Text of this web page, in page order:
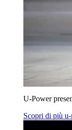
U‑Power
Scopri di più